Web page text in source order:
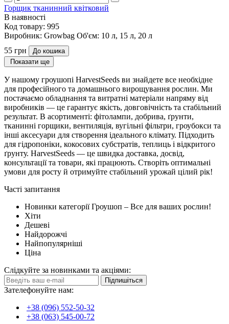
Горщик тканинний квітковий
В наявності
Код товару: 995
Виробник: Growbag Об'єм: 10 л, 15 л, 20 л
55 грн
До кошика
Показати ще
У нашому гроушопі HarvestSeeds ви знайдете все необхідне
для професійного та домашнього вирощування рослин. Ми
постачаємо обладнання та витратні матеріали напряму від
виробників — це гарантує якість, довговічність та стабільний
результат. В асортименті: фітолампи, добрива, ґрунти,
тканинні горщики, вентиляція, вугільні фільтри, гроубокси та
інші аксесуари для створення ідеального клімату. Підходить
для гідропоніки, кокосових субстратів, теплиць і відкритого
ґрунту. HarvestSeeds — це швидка доставка, досвід,
консультації та товари, які працюють. Створіть оптимальні
умови для росту й отримуйте стабільний урожай цілий рік!
Часті запитання
Новинки категорії Гроушоп – Все для ваших рослин!
Хіти
Дешеві
Найдорожчі
Найпопулярніші
Ціна
Слідкуйте за новинками та акціями:
Підпишіться
Зателефонуйте нам:
+38 (096) 552-50-32
+38 (063) 545-00-72